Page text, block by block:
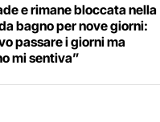
e rimane bloccata nella
bagno per nove giorni:
passare i giorni ma
mi sentiva”